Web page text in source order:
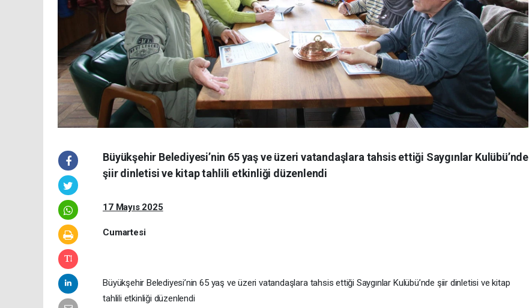
Büyükşehir Belediyesi’nin 65 yaş ve üzeri vatandaşlara tahsis ettiği Saygınlar Kulübü’nde
şiir dinletisi ve kitap tahlili etkinliği düzenlendi
17 Mayıs 2025
Cumartesi
Büyükşehir Belediyesi’nin 65 yaş ve üzeri vatandaşlara tahsis ettiği Saygınlar Kulübü’nde şiir dinletisi ve kitap
tahlili etkinliği düzenlendi